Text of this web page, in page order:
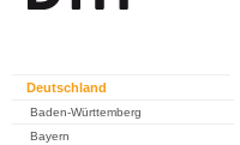
Deutschland
Baden-Württemberg
Bayern